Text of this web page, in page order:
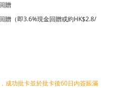
贈
贈（即3.6%現金回贈或約HK$2.8/
成功批卡並於批卡後60日內簽賬滿